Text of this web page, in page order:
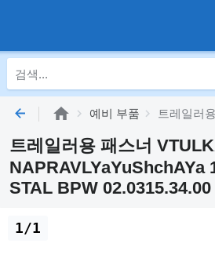
예비 부품 트레일러
트레일러용 패스너
NAPRAVLYaYuShchAYa
STAL BPW 02.0315.34.00
1/1